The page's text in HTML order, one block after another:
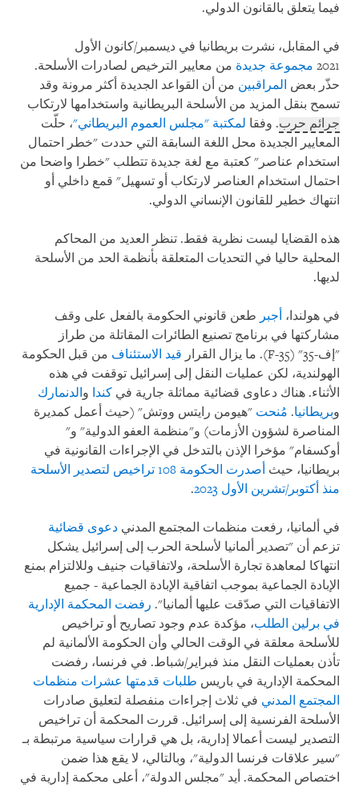
فيما يتعلق بالقانون الدولي.
في المقابل، نشرت بريطانيا في ديسمبر/كانون الأول
2021 مجموعة جديدة من معايير الترخيص لصادرات الأسلحة.
حذّر بعض المراقبين من أن القواعد الجديدة أكثر مرونة وقد
تسمح بنقل المزيد من الأسلحة البريطانية واستخدامها لارتكاب
جرائم حرب. وفقا لمكتبة "مجلس العموم البريطاني"، حلّت
المعايير الجديدة محل اللغة السابقة التي حددت "خطر احتمال
استخدام عناصر" كعتبة مع لغة جديدة تتطلب "خطرا واضحا من
احتمال استخدام العناصر لارتكاب أو تسهيل" قمع داخلي أو
انتهاك خطير للقانون الإنساني الدولي.
هذه القضايا ليست نظرية فقط. تنظر العديد من المحاكم
المحلية حاليا في التحديات المتعلقة بأنظمة الحد من الأسلحة
لديها.
في هولندا، أجبر طعن قانوني الحكومة بالفعل على وقف
مشاركتها في برنامج تصنيع الطائرات المقاتلة من طراز
"إف-35" (F-35). ما يزال القرار
قيد الاستئناف من قبل الحكومة
الهولندية، لكن عمليات النقل إلى إسرائيل توقفت في هذه
الأثناء. هناك دعاوى قضائية مماثلة جارية في كندا والدنمارك
وبريطانيا. مُنحت "هيومن رايتس ووتش" (حيث أعمل كمديرة
المناصرة لشؤون الأزمات) و"منظمة العفو الدولية" و"
أوكسفام" مؤخرا الإذن بالتدخل في الإجراءات القانونية في
بريطانيا، حيث
أصدرت الحكومة 108 تراخيص لتصدير الأسلحة
منذ أكتوبر/تشرين الأول 2023
.
في ألمانيا، رفعت منظمات المجتمع المدني دعوى قضائية
تزعم أن "تصدير ألمانيا لأسلحة الحرب إلى إسرائيل يشكل
انتهاكا لمعاهدة تجارة الأسلحة، ولاتفاقيات جنيف وللالتزام بمنع
الإبادة الجماعية بموجب اتفاقية الإبادة الجماعية - جميع
الاتفاقيات التي صدّقت عليها ألمانيا". رفضت المحكمة الإدارية
في برلين الطلب، مؤكدة عدم وجود تصاريح أو تراخيص
للأسلحة معلقة في الوقت الحالي وأن الحكومة الألمانية لم
تأذن بعمليات النقل منذ فبراير/شباط. في فرنسا، رفضت
المحكمة الإدارية في باريس طلبات قدمتها عشرات منظمات
المجتمع المدني في ثلاث إجراءات منفصلة لتعليق صادرات
الأسلحة الفرنسية إلى إسرائيل. قررت المحكمة أن تراخيص
التصدير ليست أعمالا إدارية، بل هي قرارات سياسية مرتبطة بـ
"سير علاقات فرنسا الدولية"، وبالتالي، لا يقع هذا ضمن
اختصاص المحكمة. أيد "مجلس الدولة"، أعلى محكمة إدارية في